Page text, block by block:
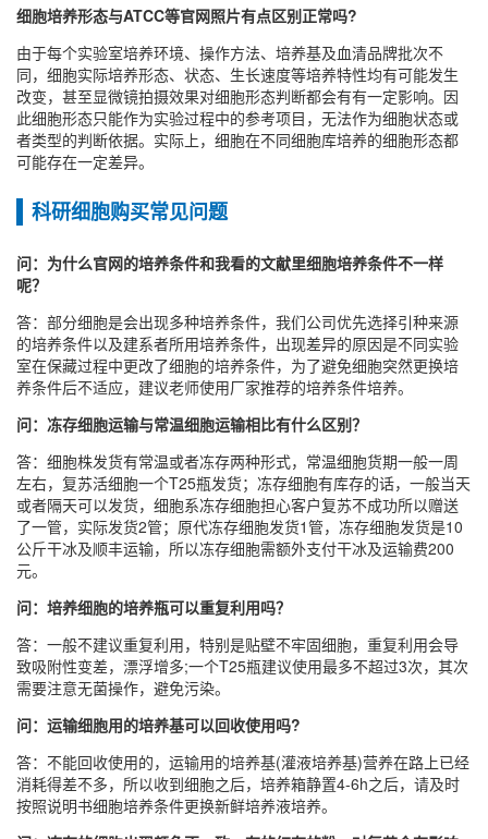
细胞培养形态与ATCC等官网照片有点区别正常吗?
由于每个实验室培养环境、操作方法、培养基及血清品牌批次不
同，细胞实际培养形态、状态、生长速度等培养特性均有可能发生
改变，甚至显微镜拍摄效果对细胞形态判断都会有有一定影响。因
此细胞形态只能作为实验过程中的参考项目，无法作为细胞状态或
者类型的判断依据。实际上，细胞在不同细胞库培养的细胞形态都
可能存在一定差异。
科研细胞购买常见问题
问：为什么官网的培养条件和我看的文献里细胞培养条件不一样
呢？
答：部分细胞是会出现多种培养条件，我们公司优先选择引种来源
的培养条件以及建系者所用培养条件，出现差异的原因是不同实验
室在保藏过程中更改了细胞的培养条件，为了避免细胞突然更换培
养条件后不适应，建议老师使用厂家推荐的培养条件培养。
问：冻存细胞运输与常温细胞运输相比有什么区别？
答：细胞株发货有常温或者冻存两种形式，常温细胞货期一般一周
左右，复苏活细胞一个T25瓶发货；冻存细胞有库存的话，一般当天
或者隔天可以发货，细胞系冻存细胞担心客户复苏不成功所以赠送
了一管，实际发货2管；原代冻存细胞发货1管，冻存细胞发货是10
公斤干冰及顺丰运输，所以冻存细胞需额外支付干冰及运输费200
元。
问：培养细胞的培养瓶可以重复利用吗？
答：一般不建议重复利用，特别是贴壁不牢固细胞，重复利用会导
致吸附性变差，漂浮增多;一个T25瓶建议使用最多不超过3次，其次
需要注意无菌操作，避免污染。
问：运输细胞用的培养基可以回收使用吗?
答：不能回收使用的，运输用的培养基(灌液培养基)营养在路上已经
消耗得差不多，所以收到细胞之后，培养箱静置4-6h之后，请及时
按照说明书细胞培养条件更换新鲜培养液培养。